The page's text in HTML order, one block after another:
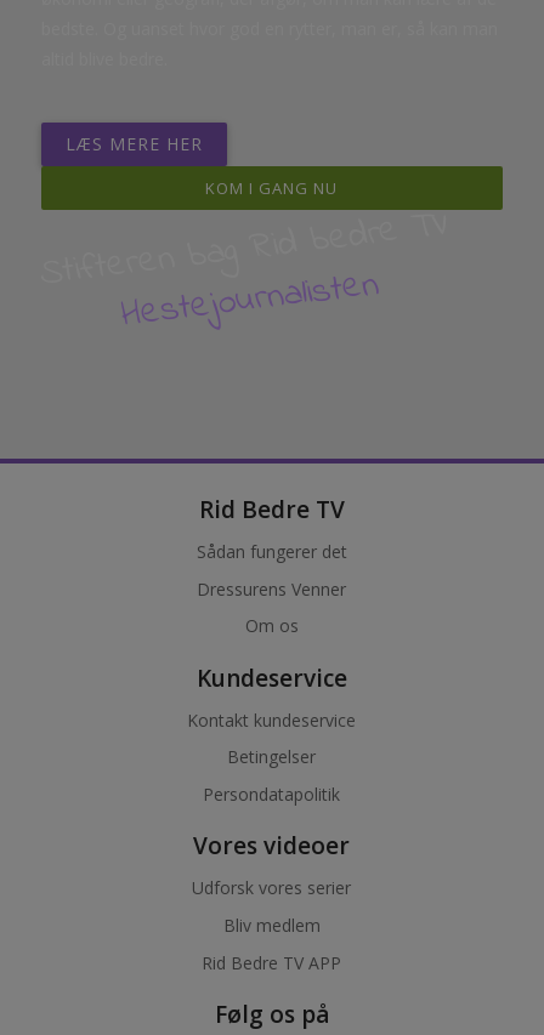
LÆS MERE HER
KOM I GANG NU
Stifteren bag Rid bedre TV
Hestejournalisten
Rid Bedre TV
Sådan fungerer det
Dressurens Venner
Om os
Kundeservice
Kontakt kundeservice
Betingelser
Persondatapolitik
Vores videoer
Udforsk vores serier
Bliv medlem
Rid Bedre TV APP
Følg os på